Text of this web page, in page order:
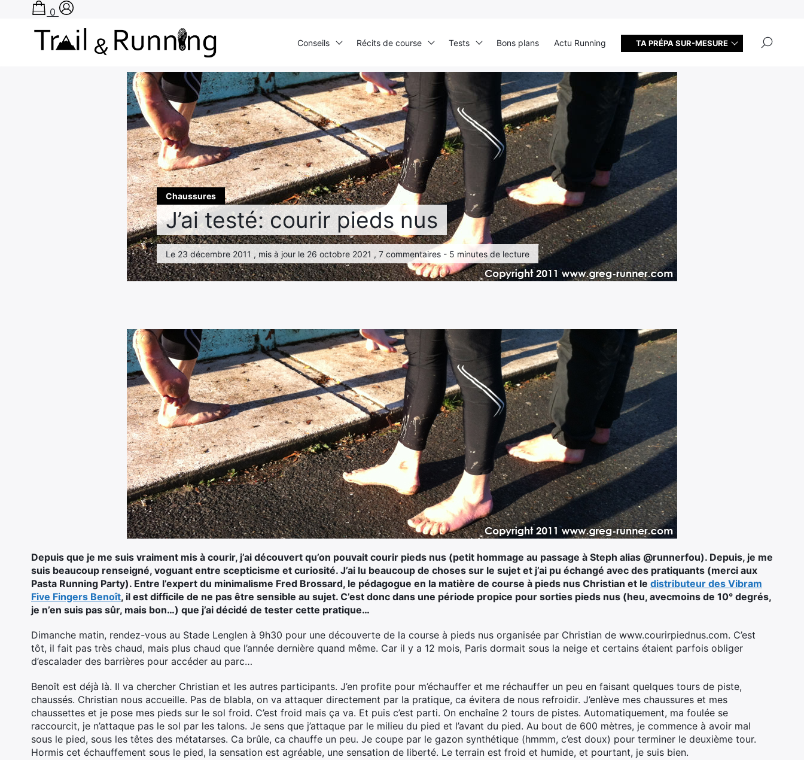
Chaussures
J’ai testé: courir pieds nus
Le 23 décembre 2011 , mis à jour le 26 octobre 2021 , 7 commentaires - 5 minutes de lecture
Depuis que je me suis vraiment mis à courir, j’ai découvert qu’on pouvait courir pieds nus (petit hommage au passage à Steph alias @runnerfou). Depuis, je me
suis beaucoup renseigné, voguant entre scepticisme et curiosité. J’ai lu beaucoup de choses sur le sujet et j’ai pu échangé avec des pratiquants (merci aux
Pasta Running Party). Entre l’expert du minimalisme Fred Brossard, le pédagogue en la matière de course à pieds nus Christian et le distributeur des Vibram
Five Fingers Benoît, il est difficile de ne pas être sensible au sujet. C’est donc dans une période propice pour sorties pieds nus (heu, avecmoins de 10° degrés,
je n’en suis pas sûr, mais bon…) que j’ai décidé de tester cette pratique…
Dimanche matin, rendez-vous au Stade Lenglen à 9h30 pour une découverte de la course à pieds nus organisée par Christian de www.courirpiednus.com. C’est
tôt, il fait pas très chaud, mais plus chaud que l’année dernière quand même. Car il y a 12 mois, Paris dormait sous la neige et certains étaient parfois obliger
d’escalader des barrières pour accéder au parc…
Benoît est déjà là. Il va chercher Christian et les autres participants. J’en profite pour m’échauffer et me réchauffer un peu en faisant quelques tours de piste,
chaussés. Christian nous accueille. Pas de blabla, on va attaquer directement par la pratique, ca évitera de nous refroidir. J’enlève mes chaussures et mes
chaussettes et je pose mes pieds sur le sol froid. C’est froid mais ça va. Et puis c’est parti. On enchaîne 2 tours de pistes. Automatiquement, ma foulée se
raccourcit, je n’attaque pas le sol par les talons. Je sens que j’attaque par le milieu du pied et l’avant du pied. Au bout de 600 mètres, je commence à avoir mal
sous le pied, sous les têtes des métatarses. Ca brûle, ca chauffe un peu. Je coupe par le gazon synthétique (hmmm, c’est doux) pour terminer le deuxième tour.
Hormis cet échauffement sous le pied, la sensation est agréable, une sensation de liberté. Le terrain est froid et humide, et pourtant, je suis bien.
0
Conseils Récits de course
Ultra Trail de Mon Jardin
Grand Tour du Bassin d’Arcachon
Tests Bons plans Actu Running TA PRÉPA SUR-MESURE
Rechercher
: